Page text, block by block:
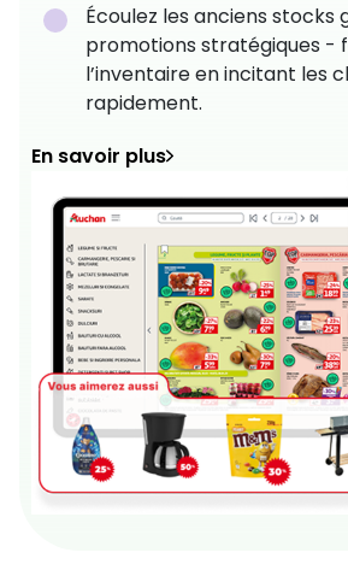
Écoulez les anciens stocks
promotions stratégiques -
l’inventaire en incitant les
rapidement.
En savoir plus